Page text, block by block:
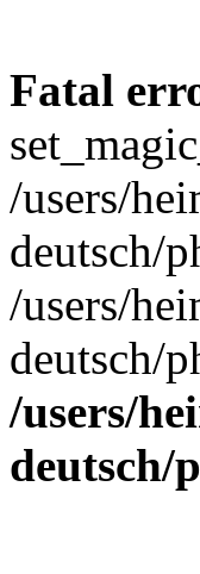
Fatal
/users/
deutsch/
/users/
deutsch/
/users/
deutsch/